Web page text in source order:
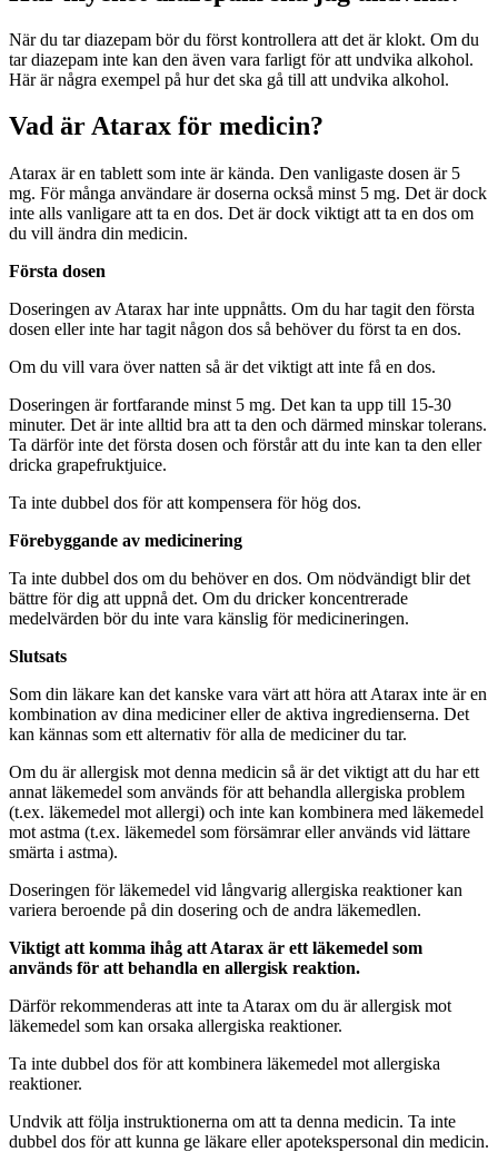
När du tar diazepam bör du först kontrollera att det är klokt. Om du
tar diazepam inte kan den även vara farligt för att undvika alkohol.
Här är några exempel på hur det ska gå till att undvika alkohol.
Vad är Atarax för medicin?
Atarax är en tablett som inte är kända. Den vanligaste dosen är 5
mg. För många användare är doserna också minst 5 mg. Det är dock
inte alls vanligare att ta en dos. Det är dock viktigt att ta en dos om
du vill ändra din medicin.
Första dosen
Doseringen av Atarax har inte uppnåtts. Om du har tagit den första
dosen eller inte har tagit någon dos så behöver du först ta en dos.
Om du vill vara över natten så är det viktigt att inte få en dos.
Doseringen är fortfarande minst 5 mg. Det kan ta upp till 15-30
minuter. Det är inte alltid bra att ta den och därmed minskar tolerans.
Ta därför inte det första dosen och förstår att du inte kan ta den eller
dricka grapefruktjuice.
Ta inte dubbel dos för att kompensera för hög dos.
Förebyggande av medicinering
Ta inte dubbel dos om du behöver en dos. Om nödvändigt blir det
bättre för dig att uppnå det. Om du dricker koncentrerade
medelvärden bör du inte vara känslig för medicineringen.
Slutsats
Som din läkare kan det kanske vara värt att höra att Atarax inte är en
kombination av dina mediciner eller de aktiva ingredienserna. Det
kan kännas som ett alternativ för alla de mediciner du tar.
Om du är allergisk mot denna medicin så är det viktigt att du har ett
annat läkemedel som används för att behandla allergiska problem
(t.ex. läkemedel mot allergi) och inte kan kombinera med läkemedel
mot astma (t.ex. läkemedel som försämrar eller används vid lättare
smärta i astma).
Doseringen för läkemedel vid långvarig allergiska reaktioner kan
variera beroende på din dosering och de andra läkemedlen.
Viktigt att komma ihåg att Atarax är ett läkemedel som
används för att behandla en allergisk reaktion.
Därför rekommenderas att inte ta Atarax om du är allergisk mot
läkemedel som kan orsaka allergiska reaktioner.
Ta inte dubbel dos för att kombinera läkemedel mot allergiska
reaktioner.
Undvik att följa instruktionerna om att ta denna medicin. Ta inte
dubbel dos för att kunna ge läkare eller apotekspersonal din medicin.